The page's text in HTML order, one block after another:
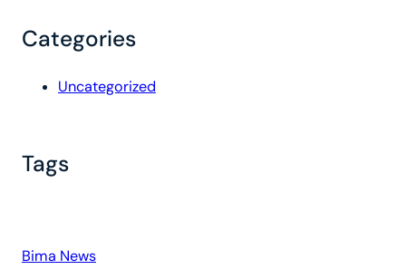
Categories
Uncategorized
Tags
Bima News